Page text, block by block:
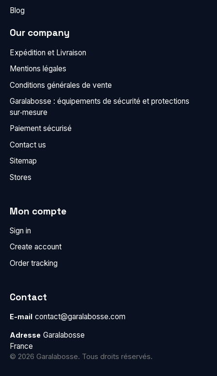
Blog
Our company
Expédition et Livraison
Mentions légales
Conditions générales de vente
Garalabosse : équipements de sécurité et protections
sur‑mesure
Paiement sécurisé
Contact us
Sitemap
Stores
Mon compte
Sign in
Create account
Order tracking
Contact
E-mail contact@garalabosse.com
Adresse Garalabosse
France
© 2026 Garalabosse. Tous droits réservés.